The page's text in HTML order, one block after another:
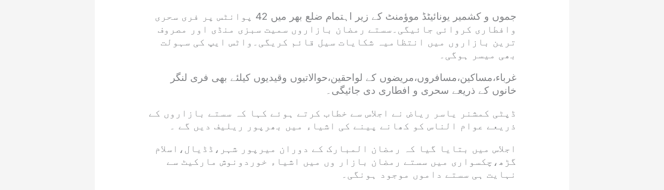
جموں و کشمیر یونائیٹڈ موؤمنٹ کے زیر اہتمام ضلع بھر میں 42 پوانٹس پر فری سحری
وافطاری کروائی جائیگی۔سستے رمضان بازاروں سمیت سبزی منڈی اور مصروف
ترین بازاروں میں انتظامیہ شکایات سیل قائم کریگی۔واٹس ایپ کی سہولت
بھی میسر ہوگی۔
غرباء،مساکین،مسافروں،مریضوں کے لواحقین،حوالاتیوں وقیدیوں کیلئے بھی فری لنگر
خانوں کے ذریعے سحری و افطاری دی جائیگی۔
ڈپٹی کمشنر یاسر ریاض نے اجلاس سے خطاب کرتے ہوئے کہا کہ سستے بازاروں کے
ذریعے عوام الناس کو کھانے پینے کی اشیاء میں بھرپور ریلیف دیں گے ۔
اجلاس میں بتایا گیا کہ رمضان المبارک کے دوران میرپور شہر،ڈڈیال،اسلام
گڑھ،چکسواری میں سستے رمضان بازار وں میں اشیاء خوردونوش مارکیٹ سے
نہایت ہی سستے داموں موجود ہونگی۔